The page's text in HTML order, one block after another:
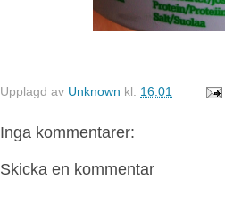
Upplagd av Unknown kl. 16:01
Inga kommentarer:
Skicka en kommentar